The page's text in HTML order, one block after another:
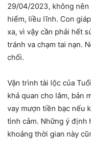
29/04/2023, không
hiểm, liều lĩnh. Con
xa, vì vậy cần phải hết
tránh va chạm tai nạn.
chối.
Vận trình tài lộc của
khả quan cho lắm, bản
vay mượn tiền bạc nếu
tình cảm. Những ý định
khoảng thời gian này